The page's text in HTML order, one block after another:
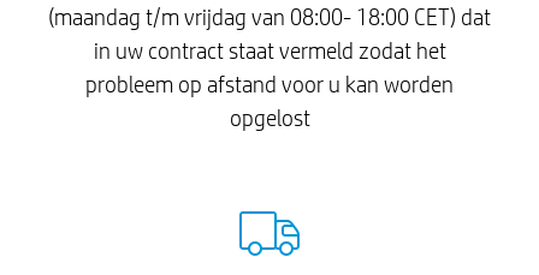
(maandag t/m vrijdag van 08:00- 18:00 CET) dat
in uw contract staat vermeld zodat het
probleem op afstand voor u kan worden
opgelost